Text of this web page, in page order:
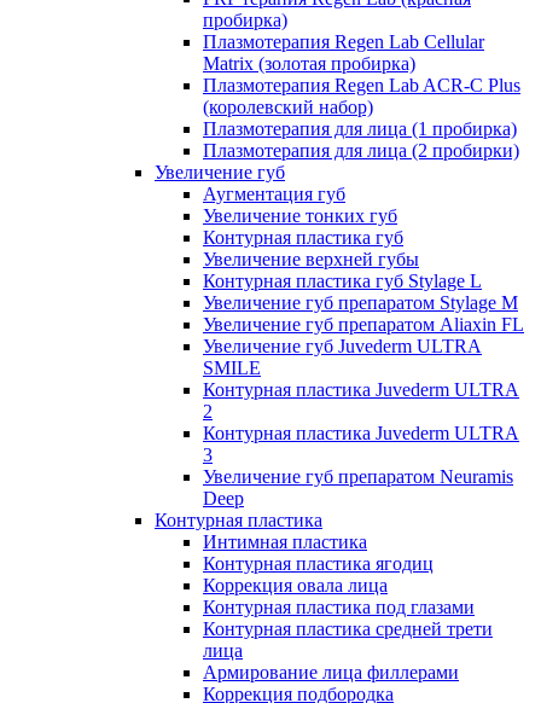
пробирка)
Плазмотерапия Regen Lab Cellular
Matrix (золотая пробирка)
Плазмотерапия Regen Lab ACR-C Plus
(королевский набор)
Плазмотерапия для лица (1 пробирка)
Плазмотерапия для лица (2 пробирки)
Увеличение губ
Аугментация губ
Увеличение тонких губ
Контурная пластика губ
Увеличение верхней губы
Контурная пластика губ Stylage L
Увеличение губ препаратом Stylage M
Увеличение губ препаратом Aliaxin FL
Увеличение губ Juvederm ULTRA
SMILE
Контурная пластика Juvederm ULTRA
2
Контурная пластика Juvederm ULTRA
3
Увеличение губ препаратом Neuramis
Deep
Контурная пластика
Интимная пластика
Контурная пластика ягодиц
Коррекция овала лица
Контурная пластика под глазами
Контурная пластика средней трети
лица
Армирование лица филлерами
Коррекция подбородка